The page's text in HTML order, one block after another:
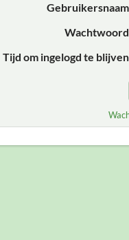
Tijd om ingelogd te